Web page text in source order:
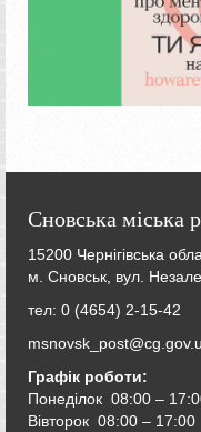
Сновська міська
15200 Чернігівська
м. Сновськ, вул.
тел: 0 (4654) 2-15-42
Графік роботи:
Понеділок 08:00 –
Вівторок 08:00 – 17:00